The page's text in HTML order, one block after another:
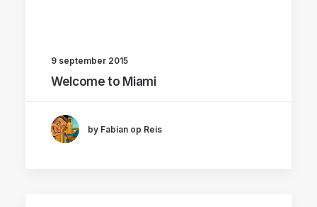
9 september 2015
Welcome to Miami
by Fabian op Reis